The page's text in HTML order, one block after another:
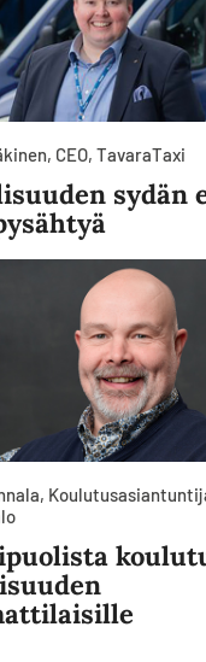
CEO, TavaraTaxi
sydän